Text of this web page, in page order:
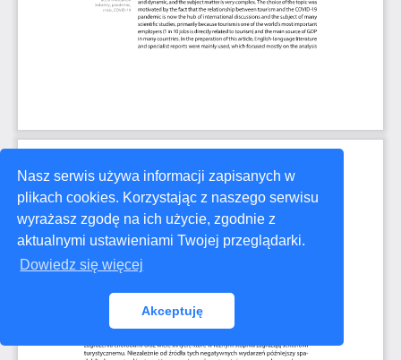
Nasz serwis używa informacji zapisanych w
plikach cookies. Korzystając z naszego serwisu
wyrażasz zgodę na ich użycie, zgodnie z
aktualnymi ustawieniami Twojej przeglądarki.
Dowiedz się więcej
Akceptuję